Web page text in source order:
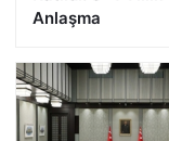
Anlaşma